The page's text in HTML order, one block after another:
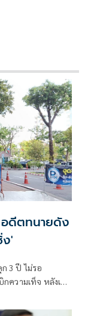
ดีตทนายดัง
ง'
3 ปี ไม่รอ
วามเท็จ หลังเคย